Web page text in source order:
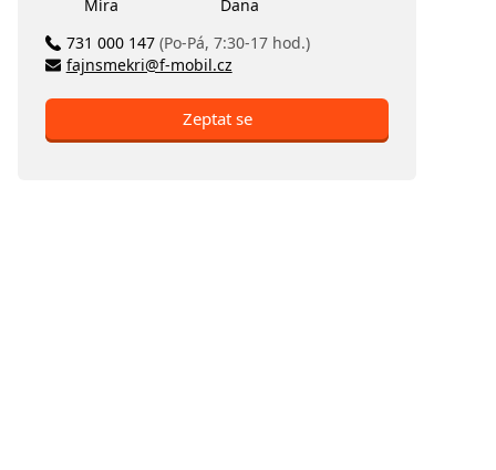
Míra
Dana
731 000 147 (Po-Pá, 7:30-17 hod.)
fajnsmekri@f-mobil.cz
Zeptat se